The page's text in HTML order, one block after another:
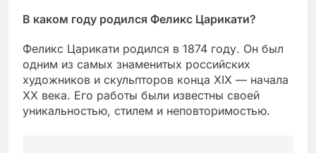
В каком году родился Феликс Царикати?
Феликс Царикати родился в 1874 году. Он был
одним из самых знаменитых российских
художников и скульпторов конца XIX — начала
XX века. Его работы были известны своей
уникальностью, стилем и неповторимостью.